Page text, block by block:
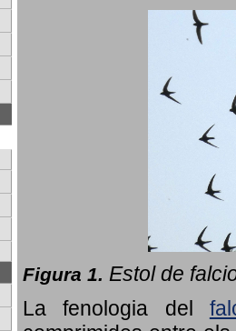
Figura 1. Estol de
La fenologia del